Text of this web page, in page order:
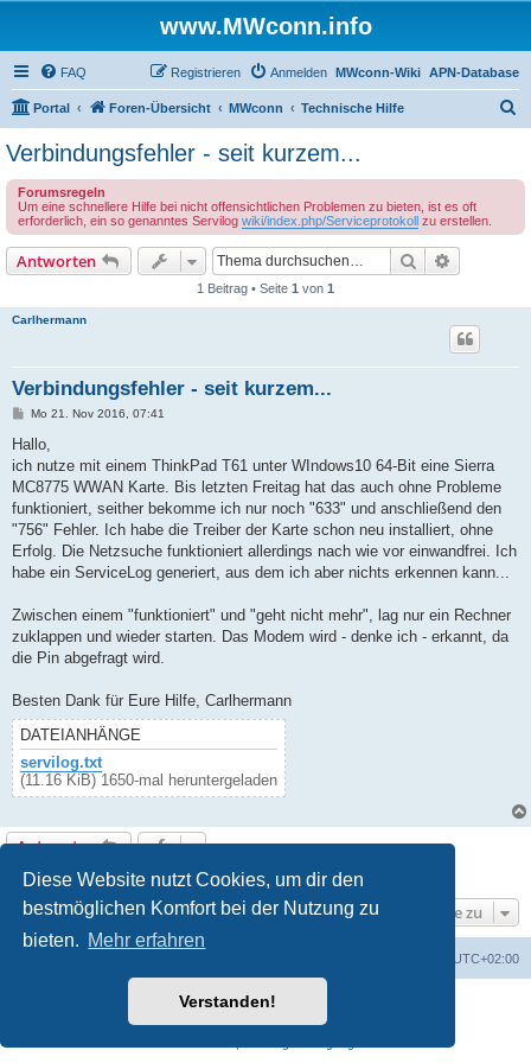
Diese Website nutzt Cookies, um dir den
bestmöglichen Komfort bei der Nutzung zu
bieten. Mehr erfahren
Verstanden!
www.MWconn.info
FAQ APN-Database
MWconn-Wiki
Anmelden
Registrieren
Portal Foren-Übersicht MWconn Technische Hilfe
Verbindungsfehler - seit kurzem...
Forumsregeln
Um eine schnellere Hilfe bei nicht offensichtlichen Problemen zu bieten, ist es oft
erforderlich, ein so genanntes Servilog wiki/index.php/Serviceprotokoll zu erstellen.
Antworten Suche
1 Beitrag • Seite 1 von 1
Carlhermann
Verbindungsfehler - seit kurzem...
B
i
r
a
Mo 21. Nov 2016, 07:41
Hallo,
ich nutze mit einem ThinkPad T61 unter WIndows10 64-Bit eine Sierra
MC8775 WWAN Karte. Bis letzten Freitag hat das auch ohne Probleme
funktioniert, seither bekomme ich nur noch "633" und anschließend den
"756" Fehler. Ich habe die Treiber der Karte schon neu installiert, ohne
Erfolg. Die Netzsuche funktioniert allerdings nach wie vor einwandfrei. Ich
habe ein ServiceLog generiert, aus dem ich aber nichts erkennen kann...
Zwischen einem "funktioniert" und "geht nicht mehr", lag nur ein Rechner
zuklappen und wieder starten. Das Modem wird - denke ich - erkannt, da
die Pin abgefragt wird.
Besten Dank für Eure Hilfe, Carlhermann
DATEIANHÄNGE
servilog.txt
(11.16 KiB) 1650-mal heruntergeladen
Antworten
1 Beitrag • Seite1von 1
Gehe zu
UTC+02:00
Powered byphpBB® Forum Software © phpBB Limited
phpBB.de